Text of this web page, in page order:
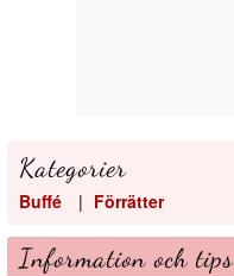
Kategorier
Buffé | Förrätter
Information och tips